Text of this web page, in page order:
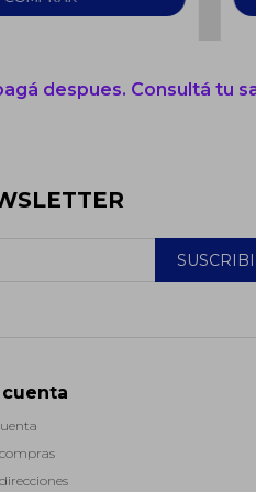
despues. Consultá tu
cuenta